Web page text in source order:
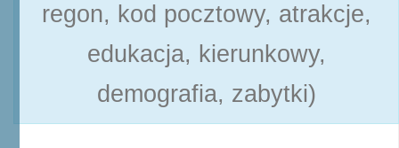
regon, kod pocztowy, atrakcje,
edukacja, kierunkowy,
demografia, zabytki)